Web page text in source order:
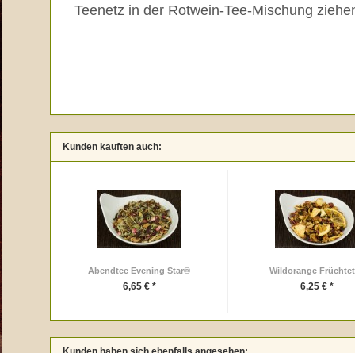
Teenetz in der Rotwein-Tee-Mischung
Kunden kauften auch:
Abendtee Evening Star®
6,65 € *
Wildorange
6,25 € *